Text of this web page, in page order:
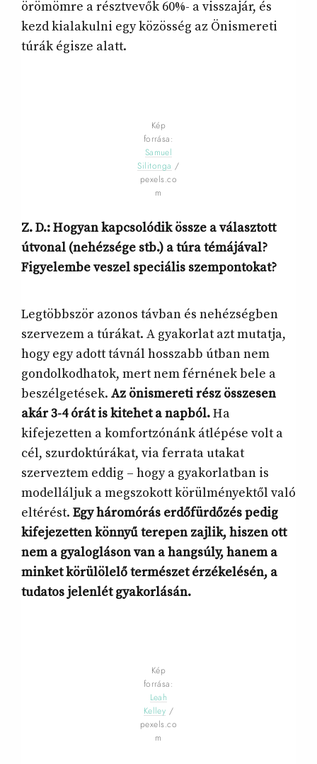
örömömre a résztvevők 60%- a visszajár, és
kezd kialakulni egy közösség az Önismereti
túrák égisze alatt.
Kép
forrása:
Samuel
Silitonga /
pexels.co
m
Z. D.: Hogyan kapcsolódik össze a választott
útvonal (nehézsége stb.) a túra témájával?
Figyelembe veszel speciális szempontokat?
Legtöbbször azonos távban és nehézségben
szervezem a túrákat. A gyakorlat azt mutatja,
hogy egy adott távnál hosszabb útban nem
gondolkodhatok, mert nem férnének bele a
beszélgetések. Az önismereti rész összesen
akár 3-4 órát is kitehet a napból.Ha
kifejezetten a komfortzónánk átlépése volt a
cél, szurdoktúrákat, via ferrata utakat
szerveztem eddig – hogy a gyakorlatban is
modelláljuk a megszokott körülményektől való
eltérést. Egy háromórás erdőfürdőzés pedig
kifejezetten könnyű terepen zajlik, hiszen ott
nem a gyalogláson van a hangsúly, hanem a
minket körülölelő természet érzékelésén, a
tudatos jelenlét gyakorlásán.
Kép
forrása:
Leah
Kelley /
pexels.co
m